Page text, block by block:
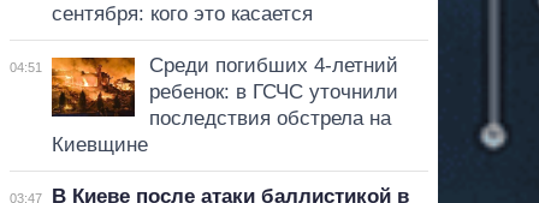
сентября: кого это касается
04:51
Среди погибших 4-летний
ребенок: в ГСЧС уточнили
последствия обстрела на
Киевщине
03:47
В Киеве после атаки баллистикой в